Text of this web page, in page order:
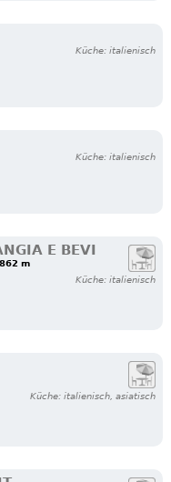
Küche: italienisch
Küche: italienisch
E BEVI
862 m
Küche: italienisch
Küche: italienisch, asiatisch